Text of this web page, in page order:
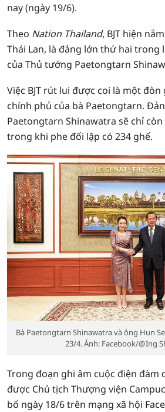
nay (ngày 19/6).
Theo Nation Thailand, BJT hiện
Thái Lan, là đảng lớn thứ hai trong
của Thủ tướng Paetongtarn
Việc BJT rút lui được coi là một
chính phủ của bà Paetongtarn.
Paetongtarn Shinawatra sẽ chỉ còn
trong khi phe đối lập có 234 ghế.
Bà Paetongtarn Shinawatra và ông Hun
23/4. Ảnh: Facebook/@Ing
Trong đoạn ghi âm cuộc điện đàm
được Chủ tịch Thượng viện
bố ngày 18/6 trên mạng xã hội